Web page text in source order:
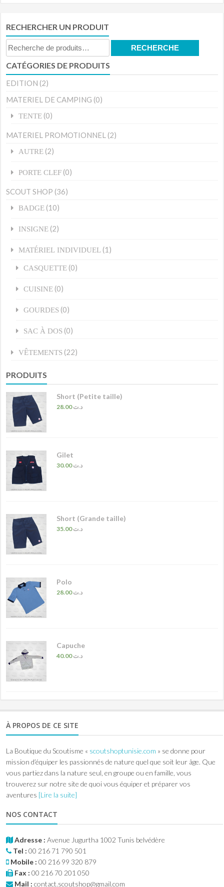
RECHERCHER UN PRODUIT
Recherche
pour :
RECHERCHE
CATÉGORIES DE PRODUITS
EDITION (2)
MATERIEL DE CAMPING (0)
TENTE (0)
MATERIEL PROMOTIONNEL (2)
AUTRE (2)
PORTE CLEF (0)
SCOUT SHOP (36)
BADGE (10)
INSIGNE (2)
MATÉRIEL INDIVIDUEL (1)
CASQUETTE (0)
CUISINE (0)
GOURDES (0)
SAC À DOS (0)
VÊTEMENTS (22)
PRODUITS
Short (Petite taille)
28.00د.ت
Gilet
30.00د.ت
Short (Grande taille)
35.00د.ت
Polo
28.00د.ت
Capuche
40.00د.ت
À PROPOS DE CE SITE
La Boutique du Scoutisme « scoutshoptunisie.com » se donne pour
mission d’équiper les passionnés de nature quel que soit leur âge. Que
vous partiez dans la nature seul, en groupe ou en famille, vous
trouverez sur notre site de quoi vous équiper et préparer vos
aventures [Lire la suite]
NOS CONTACT
Adresse : Avenue Jugurtha 1002 Tunis belvédère
Tel : 00 216 71 790 501
Mobile : 00 216 99 320 879
Fax : 00 216 70 201 050
Mail : contact.scoutshop@gmail.com